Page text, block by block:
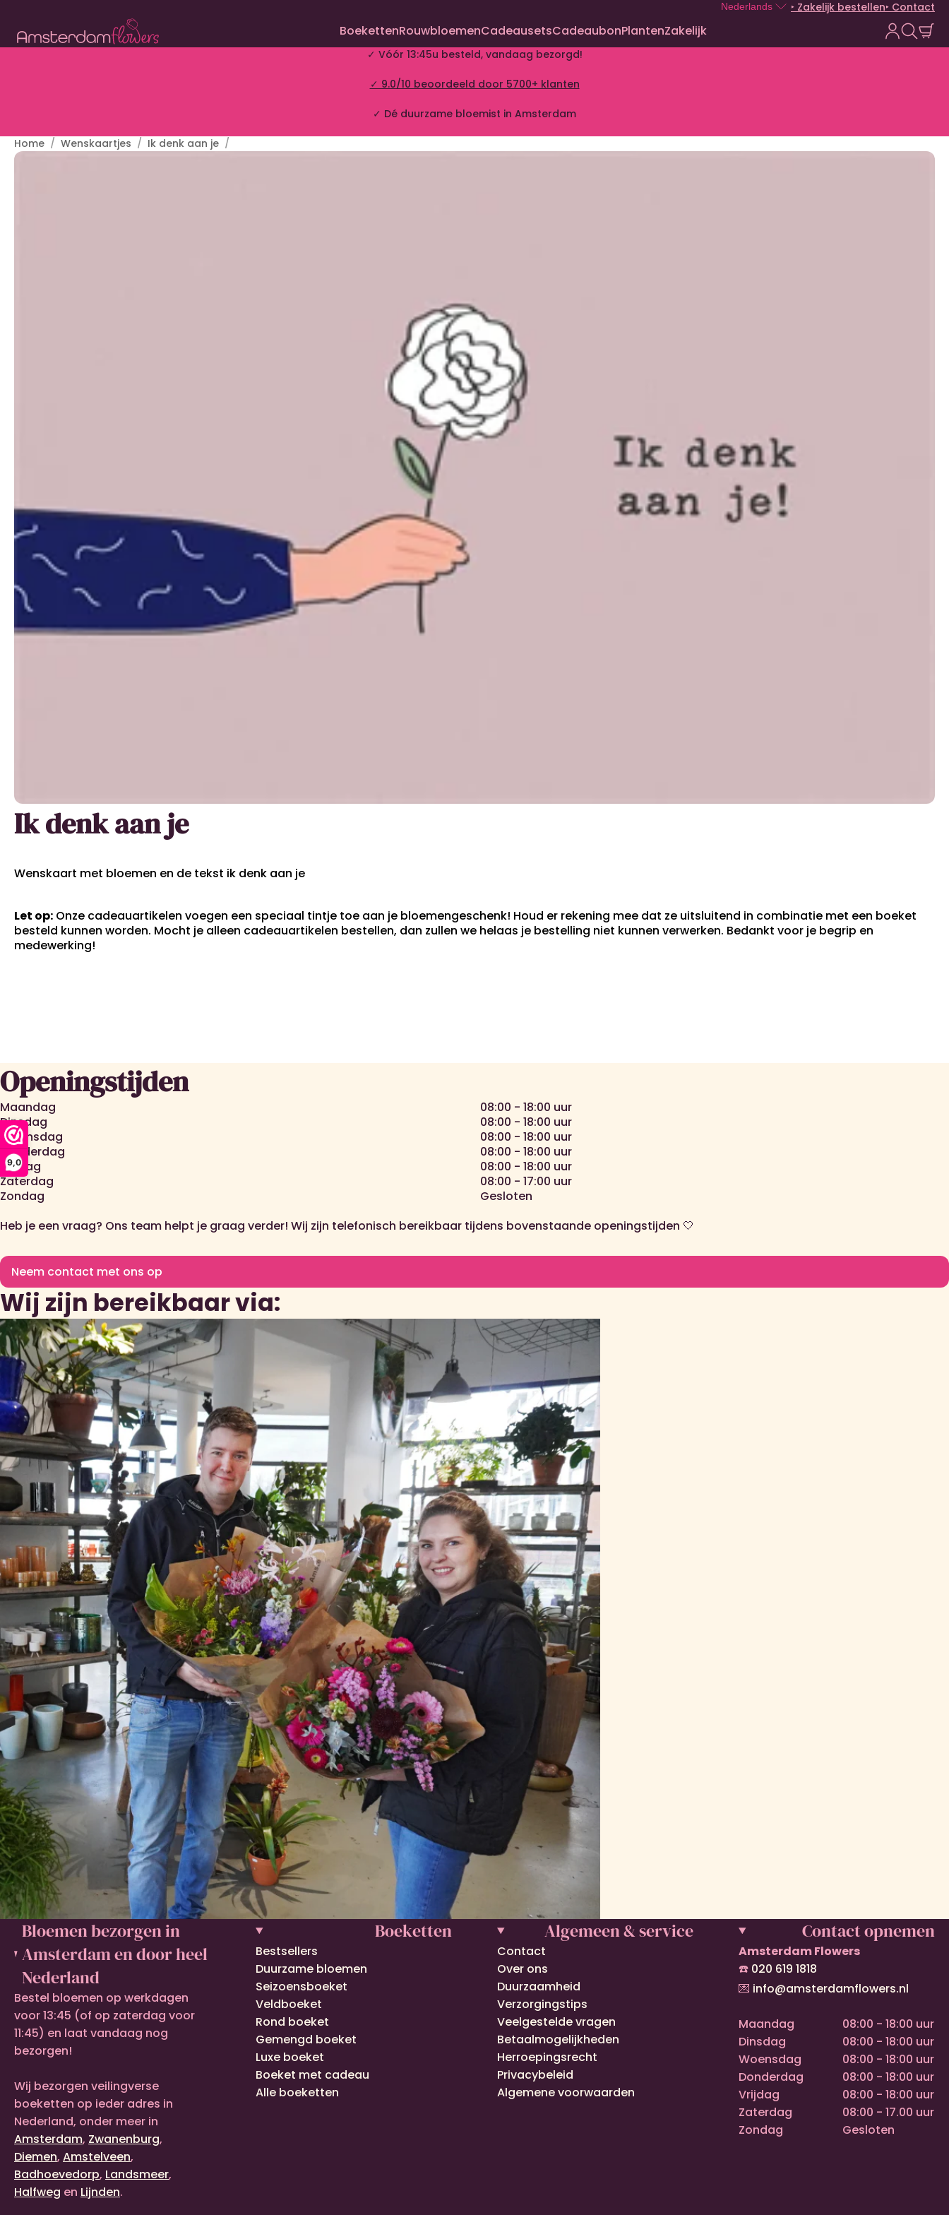
9,0
Nederlands ‣ Zakelijk bestellen‣ Contact
BoekettenRouwbloemenCadeausetsCadeaubonPlantenZakelijk
✓ Vóór 13:45u besteld, vandaag bezorgd!
✓ 9.0/10 beoordeeld door 5700+ klanten
✓ Dé duurzame bloemist in Amsterdam
Home Wenskaartjes Ik denk aan je
Ik denk aan je
Wenskaart met bloemen en de tekst ik denk aan je
Let op: Onze cadeauartikelen voegen een speciaal tintje toe aan je bloemengeschenk! Houd er rekening mee dat ze uitsluitend in combinatie met een boeket
besteld kunnen worden. Mocht je alleen cadeauartikelen bestellen, dan zullen we helaas je bestelling niet kunnen verwerken. Bedankt voor je begrip en
medewerking!
Openingstijden
Maandag
Dinsdag
Woensdag
Donderdag
Vrijdag
Zaterdag
Zondag
08:00 - 18:00 uur
08:00 - 18:00 uur
08:00 - 18:00 uur
08:00 - 18:00 uur
08:00 - 18:00 uur
08:00 - 17:00 uur
Gesloten
Heb je een vraag? Ons team helpt je graag verder! Wij zijn telefonisch bereikbaar tijdens bovenstaande openingstijden 🤍
Neem contact met ons op
Wij zijn bereikbaar via:
Bloemen bezorgen in
Amsterdam en door heel
Nederland
Bestel bloemen op werkdagen
voor 13:45 (of op zaterdag voor
11:45) en laat vandaag nog
bezorgen!
Wij bezorgen veilingverse
boeketten op ieder adres in
Nederland, onder meer in
Amsterdam, Zwanenburg,
Diemen, Amstelveen,
Badhoevedorp, Landsmeer,
Halfweg en Lijnden.
Boeketten
Bestsellers
Duurzame bloemen
Seizoensboeket
Veldboeket
Rond boeket
Gemengd boeket
Luxe boeket
Boeket met cadeau
Alle boeketten
Algemeen & service
Contact
Over ons
Duurzaamheid
Verzorgingstips
Veelgestelde vragen
Betaalmogelijkheden
Herroepingsrecht
Privacybeleid
Algemene voorwaarden
Contact opnemen
Amsterdam Flowers
☎️ 020 619 1818
💌 info@amsterdamflowers.nl
Maandag
Dinsdag
Woensdag
Donderdag
Vrijdag
Zaterdag
Zondag
08:00 - 18:00 uur
08:00 - 18:00 uur
08:00 - 18:00 uur
08:00 - 18:00 uur
08:00 - 18:00 uur
08:00 - 17.00 uur
Gesloten